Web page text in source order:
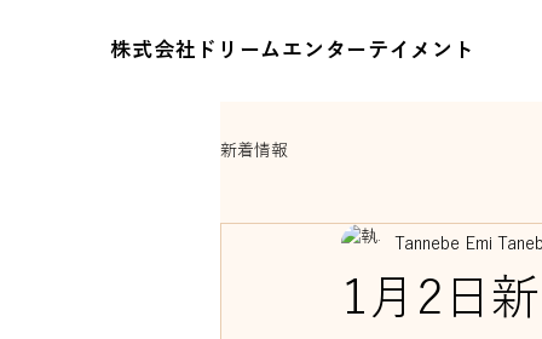
株式会社ドリームエンターテイメント
新着情報
1月2
Tannebe Emi